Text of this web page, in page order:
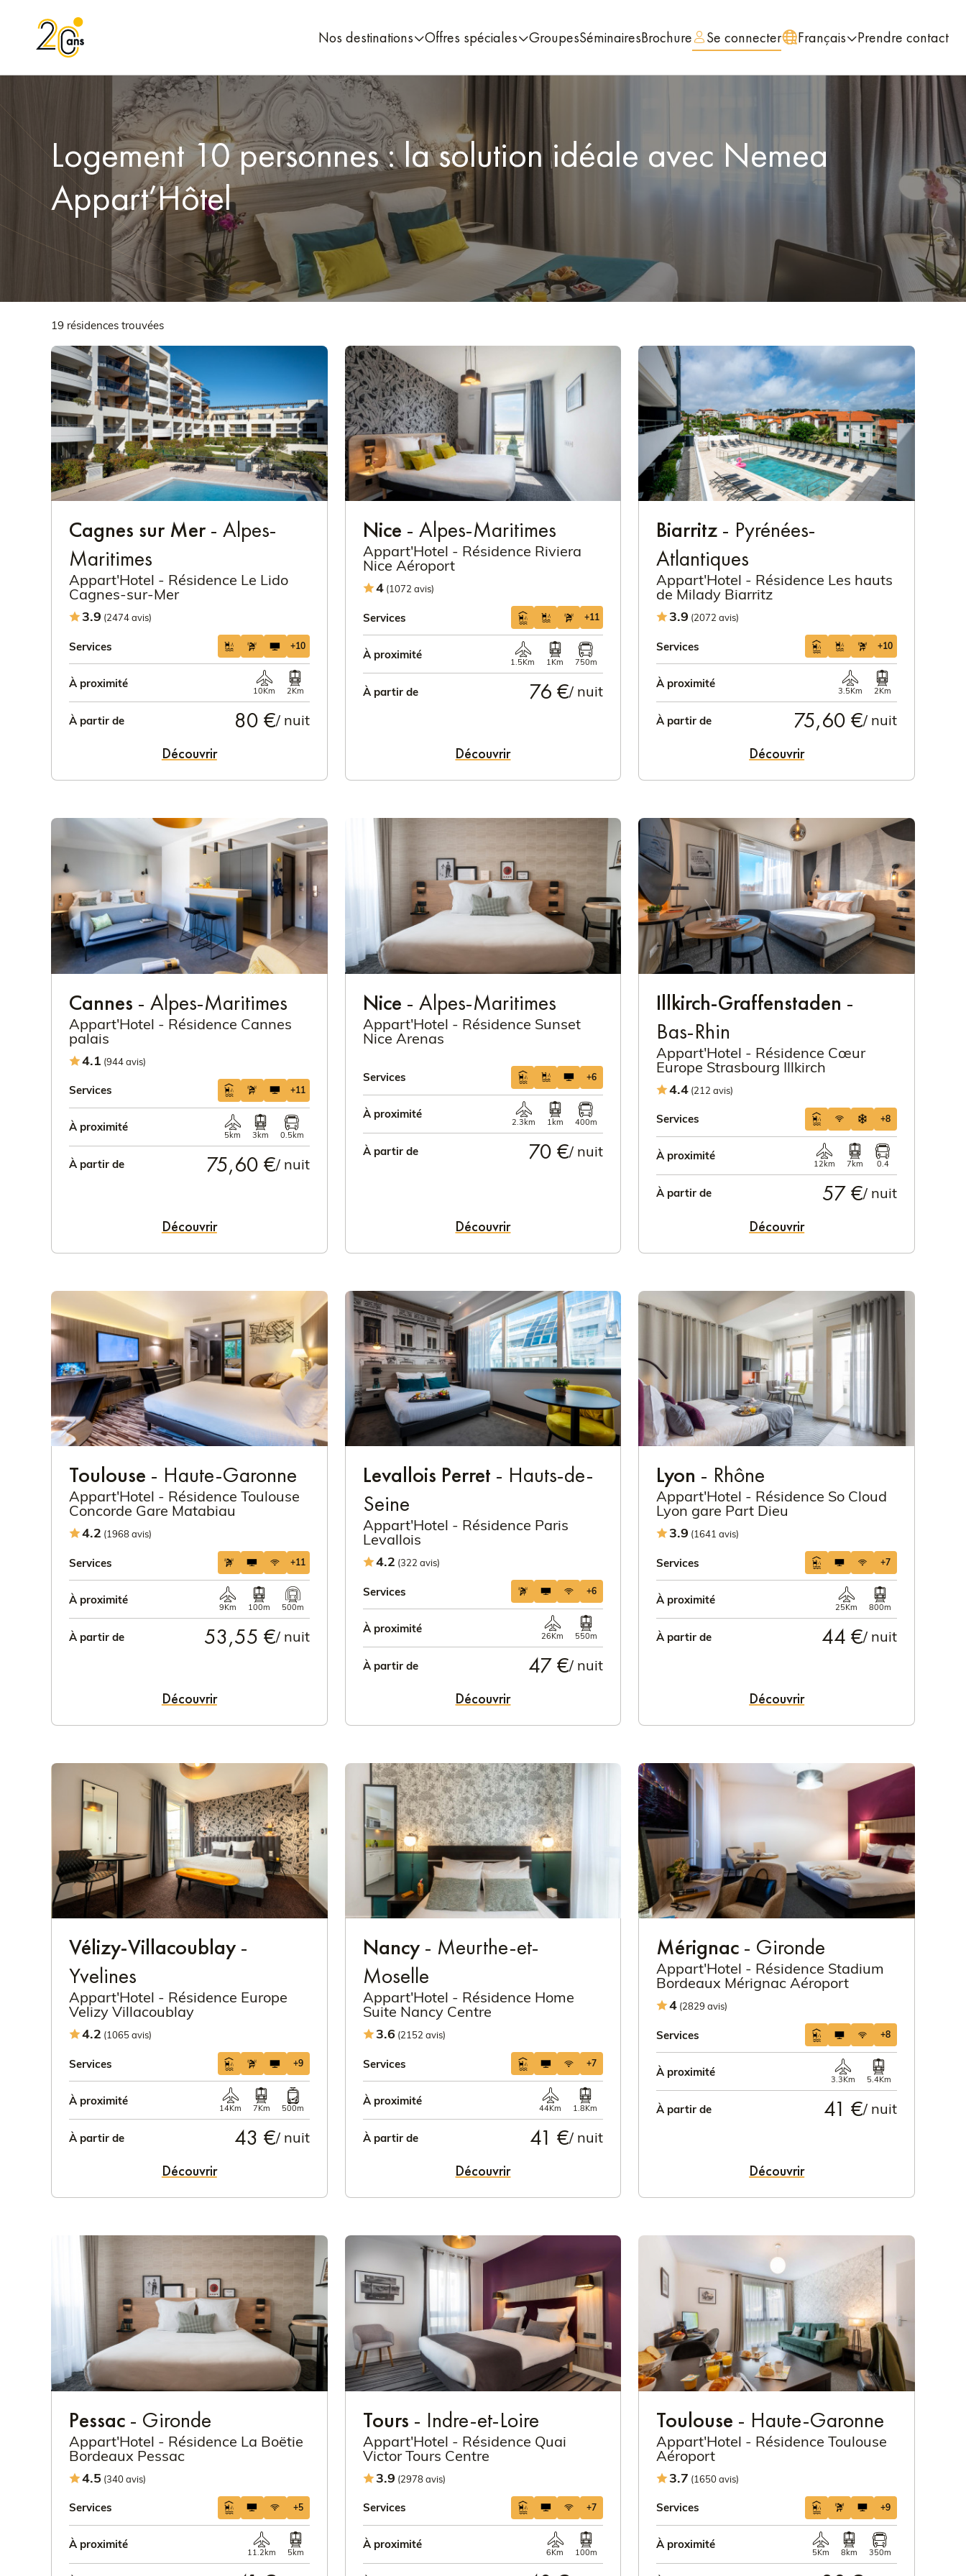
Nos destinations Offres spéciales GroupesSéminairesBrochure Se connecter Français Prendre contact
Logement 10 personnes : la solution idéale avec Nemea
Appart’Hôtel
19 résidences trouvées
Cagnes sur Mer- Alpes-
Maritimes
Appart'Hotel - Résidence Le Lido
Cagnes-sur-Mer
3.9 (2474 avis)
Services +10
À proximité
10Km 2Km
À partir de 80 €/ nuit
Découvrir
Nice - Alpes-Maritimes
Appart'Hotel - Résidence Riviera
Nice Aéroport
4(1072 avis)
Services +11
À proximité
1.5Km 1Km 750m
À partir de 76 €/ nuit
Découvrir
Biarritz - Pyrénées-
Atlantiques
Appart'Hotel - Résidence Les hauts
de Milady Biarritz
3.9 (2072 avis)
Services +10
À proximité
3.5Km 2Km
À partir de 75,60 €/ nuit
Découvrir
Cannes - Alpes-Maritimes
Appart'Hotel - Résidence Cannes
palais
4.1 (944 avis)
Services +11
À proximité
5km 3km 0.5km
À partir de 75,60 €/ nuit
Découvrir
Nice - Alpes-Maritimes
Appart'Hotel - Résidence Sunset
Nice Arenas
Services +6
À proximité
2.3km 1km 400m
À partir de 70 €/ nuit
Découvrir
Illkirch-Graffenstaden -
Bas-Rhin
Appart'Hotel - Résidence Cœur
Europe Strasbourg Illkirch
4.4 (212 avis)
Services +8
À proximité
12km 7km 0.4
À partir de 57 €/ nuit
Découvrir
Toulouse - Haute-Garonne
Appart'Hotel - Résidence Toulouse
Concorde Gare Matabiau
4.2 (1968 avis)
Services +11
À proximité
9Km 100m 500m
À partir de 53,55 €/ nuit
Découvrir
Levallois Perret - Hauts-de-
Seine
Appart'Hotel - Résidence Paris
Levallois
4.2 (322 avis)
Services +6
À proximité
26Km 550m
À partir de 47 €/ nuit
Découvrir
Lyon - Rhône
Appart'Hotel - Résidence So Cloud
Lyon gare Part Dieu
3.9 (1641 avis)
Services +7
À proximité
25Km 800m
À partir de 44 €/ nuit
Découvrir
Vélizy-Villacoublay -
Yvelines
Appart'Hotel - Résidence Europe
Velizy Villacoublay
4.2 (1065 avis)
Services +9
À proximité
14Km 7Km 500m
À partir de 43 €/ nuit
Découvrir
Nancy- Meurthe-et-
Moselle
Appart'Hotel - Résidence Home
Suite Nancy Centre
3.6 (2152 avis)
Services +7
À proximité
44Km 1.8Km
À partir de 41 €/ nuit
Découvrir
Mérignac - Gironde
Appart'Hotel - Résidence Stadium
Bordeaux Mérignac Aéroport
4 (2829 avis)
Services +8
À proximité
3.3Km 5.4Km
À partir de 41 €/ nuit
Découvrir
Pessac - Gironde
Appart'Hotel - Résidence La Boëtie
Bordeaux Pessac
4.5 (340 avis)
Services +5
À proximité
11.2km 5km
Tours - Indre-et-Loire
Appart'Hotel - Résidence Quai
Victor Tours Centre
3.9 (2978 avis)
Services +7
À proximité
6Km 100m
Toulouse - Haute-Garonne
Appart'Hotel - Résidence Toulouse
Aéroport
3.7 (1650 avis)
Services +9
À proximité
5Km 8km 350m